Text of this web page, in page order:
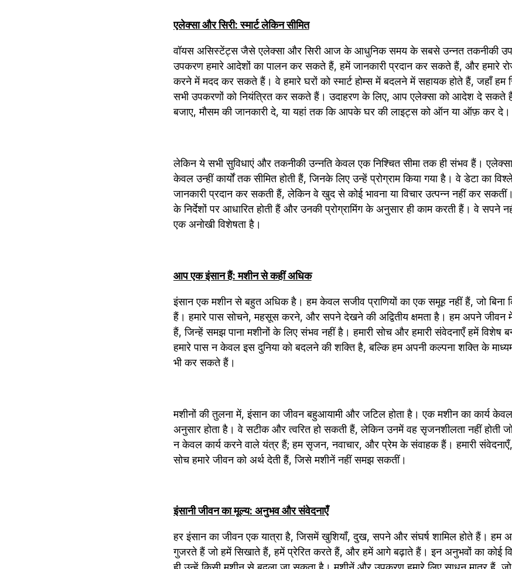
एलेक्सा और सिरी: स्मार्ट लेकिन सीमित
वॉयस असिस्टेंट्स जैसे एलेक्सा और सिरी आज के आधुनिक समय के सबसे उन्नत तकनीकी
उपकरण हमारे आदेशों का पालन कर सकते हैं, हमें जानकारी प्रदान कर सकते हैं, और हमारे
करने में मदद कर सकते हैं। वे हमारे घरों को स्मार्ट होम्स में बदलने में सहायक होते हैं, जहाँ
सभी उपकरणों को नियंत्रित कर सकते हैं। उदाहरण के लिए, आप एलेक्सा को आदेश दे सकते
बजाए, मौसम की जानकारी दे, या यहां तक कि आपके घर की लाइट्स को ऑन या ऑफ़ कर दे।
लेकिन ये सभी सुविधाएं और तकनीकी उन्नति केवल एक निश्चित सीमा तक ही संभव हैं।
केवल उन्हीं कार्यों तक सीमित होती हैं, जिनके लिए उन्हें प्रोग्राम किया गया है। वे डेटा का
जानकारी प्रदान कर सकती हैं, लेकिन वे खुद से कोई भावना या विचार उत्पन्न नहीं कर
के निर्देशों पर आधारित होती हैं और उनकी प्रोग्रामिंग के अनुसार ही काम करती हैं। वे सपने
एक अनोखी विशेषता है।
आप एक इंसान हैं: मशीन से कहीं अधिक
इंसान एक मशीन से बहुत अधिक है। हम केवल सजीव प्राणियों का एक समूह नहीं हैं, जो बिना
हैं। हमारे पास सोचने, महसूस करने, और सपने देखने की अद्वितीय क्षमता है। हम अपने
हैं, जिन्हें समझ पाना मशीनों के लिए संभव नहीं है। हमारी सोच और हमारी संवेदनाएँ हमें विशेष
हमारे पास न केवल इस दुनिया को बदलने की शक्ति है, बल्कि हम अपनी कल्पना शक्ति के
भी कर सकते हैं।
मशीनों की तुलना में, इंसान का जीवन बहुआयामी और जटिल होता है। एक मशीन का कार्य केवल
अनुसार होता है। वे सटीक और त्वरित हो सकती हैं, लेकिन उनमें वह सृजनशीलता नहीं होती
न केवल कार्य करने वाले यंत्र हैं; हम सृजन, नवाचार, और प्रेम के संवाहक हैं। हमारी संवेदनाएँ,
सोच हमारे जीवन को अर्थ देती हैं, जिसे मशीनें नहीं समझ सकतीं।
इंसानी जीवन का मूल्य: अनुभव और संवेदनाएँ
हर इंसान का जीवन एक यात्रा है, जिसमें खुशियाँ, दुख, सपने और संघर्ष शामिल होते हैं। हम
गुजरते हैं जो हमें सिखाते हैं, हमें प्रेरित करते हैं, और हमें आगे बढ़ाते हैं। इन अनुभवों का कोई